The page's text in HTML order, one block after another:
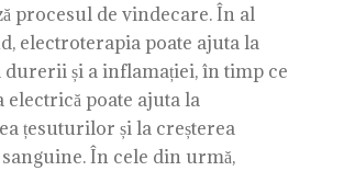
procesul de vindecare. În al
electroterapia poate ajuta la
și a inflamației, în timp ce
electrică poate ajuta la
țesuturilor și la creșterea
În cele din urmă,